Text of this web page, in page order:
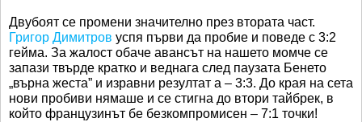
Двубоят се промени значително през втората част.
Григор Димитров успя първи да пробие и поведе с 3:2
гейма. За жалост обаче авансът на нашето момче се
запази твърде кратко и веднага след паузата Бенето
„върна жеста” и изравни резултат а – 3:3. До края на сета
нови пробиви нямаше и се стигна до втори тайбрек, в
който французинът бе безкомпромисен – 7:1 точки!